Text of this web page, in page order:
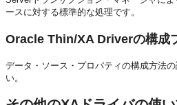
ースに対する標準的な処理です。
Oracle Thin/XA Driverの構成
データ・ソース・プロパティの構成方法の
い。